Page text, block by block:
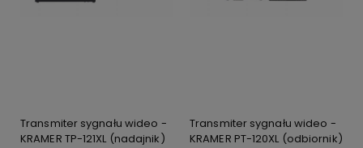
Transmiter sygnału wideo -
KRAMER TP-121XL (nadajnik)
Transmiter sygnału wideo -
KRAMER PT-120XL (odbiornik)